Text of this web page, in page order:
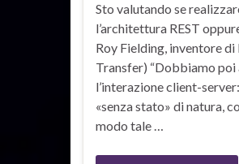
Sto valutando se
l’architettura REST
Roy Fielding, inventore
Transfer) “Dobbiamo
l’interazione client-
«senza stato» di natura,
modo tale …